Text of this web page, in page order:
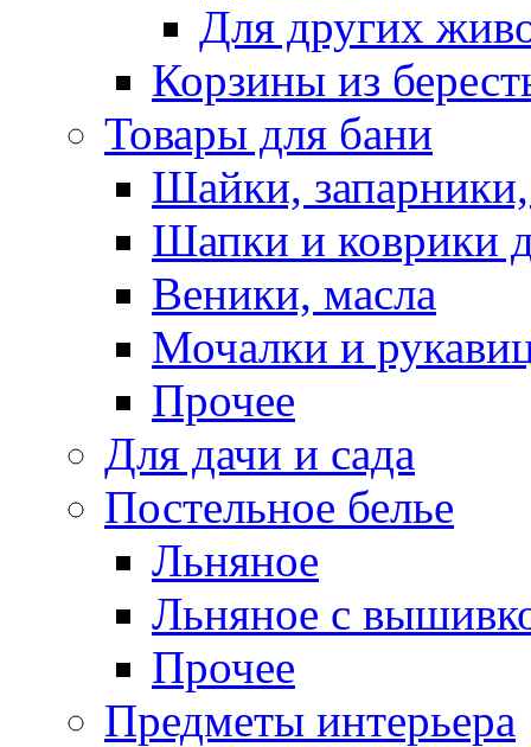
Для других
Корзины из
Товары для бани
Шайки,
Шапки и коврики
Веники, масла
Мочалки и
Прочее
Для дачи и сада
Постельное белье
Льняное
Льняное с
Прочее
Предметы интерьера